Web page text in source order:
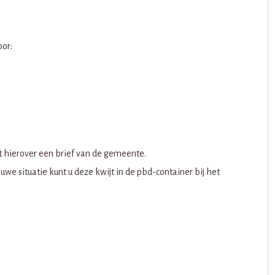
hierover een brief van de gemeente.
situatie kunt u deze kwijt in de pbd-container bij het